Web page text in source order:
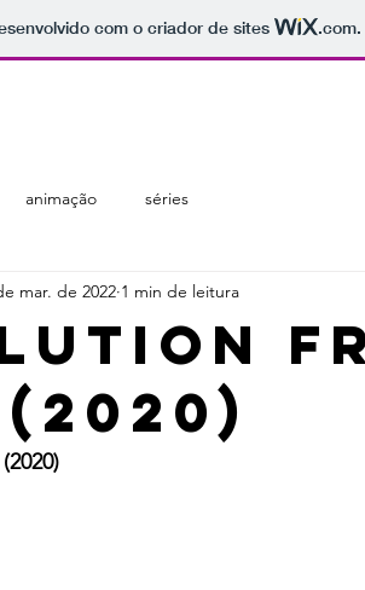
com o criador de sites .com
animação séries
mar. de 2022 1 min de leitura